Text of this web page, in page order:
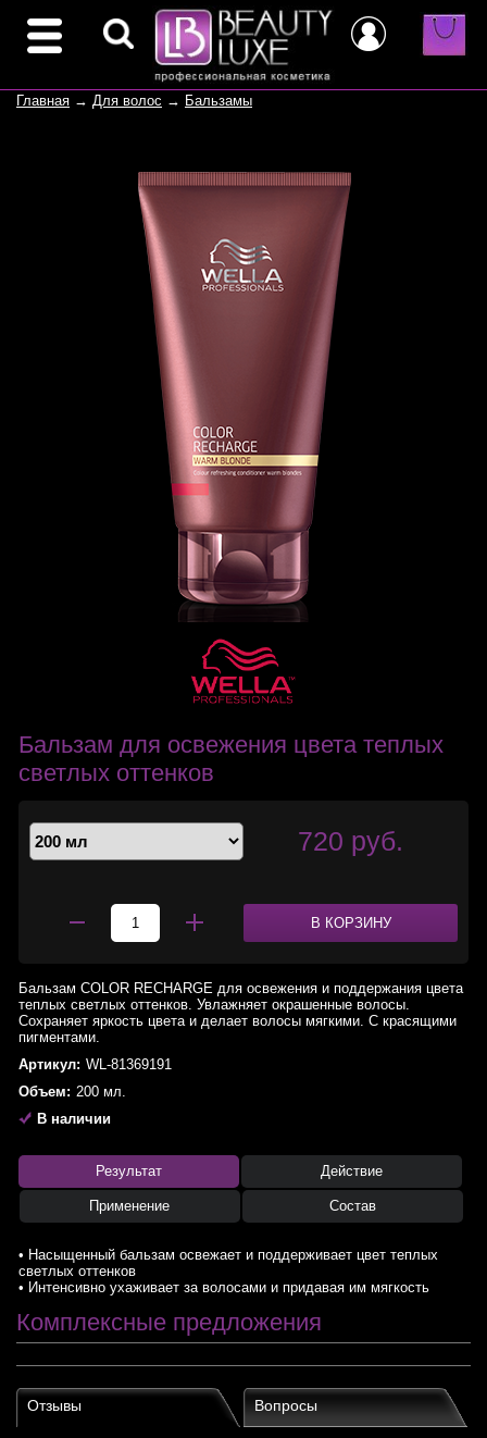
Главная → Для волос → Бальзамы
Бальзам для освежения цвета теплых
светлых оттенков
720 руб.
В КОРЗИНУ
Бальзам COLOR RECHARGE для освежения и поддержания цвета
теплых светлых оттенков. Увлажняет окрашенные волосы.
Сохраняет яркость цвета и делает волосы мягкими. С красящими
пигментами.
Артикул: WL-81369191
Объем: 200 мл.
В наличии
Результат Действие
Применение Состав
• Насыщенный бальзам освежает и поддерживает цвет теплых
светлых оттенков
• Интенсивно ухаживает за волосами и придавая им мягкость
Комплексные предложения
Отзывы Вопросы